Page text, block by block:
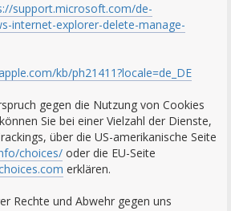
support.microsoft.com/de-
internet-explorer-delete-manage-
kb/ph21411?locale=de_DE
gegen die Nutzung von Cookies
Sie bei einer Vielzahl der Dienste,
über die US-amerikanische Seite
choices/ oder die EU-Seite
erklären.
Rechte und Abwehr gegen uns